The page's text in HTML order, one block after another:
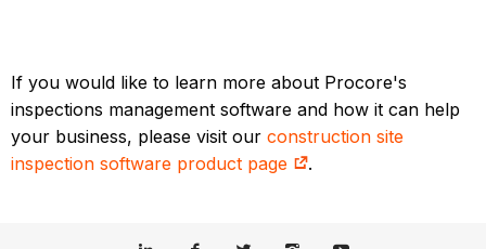
If you would like to learn more about Procore's
inspections management software and how it can help
your business, please visit ourconstruction site
inspection software product page
.